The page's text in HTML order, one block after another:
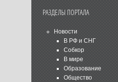
РАЗДЕЛЫ ПОРТАЛА
Новости
В РФ и СНГ
Собкор
В мире
Образование
Общество